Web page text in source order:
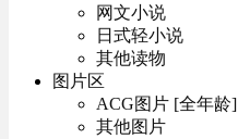
网文小说
日式轻小说
其他读物
图片区
ACG图片 [全年龄]
其他图片